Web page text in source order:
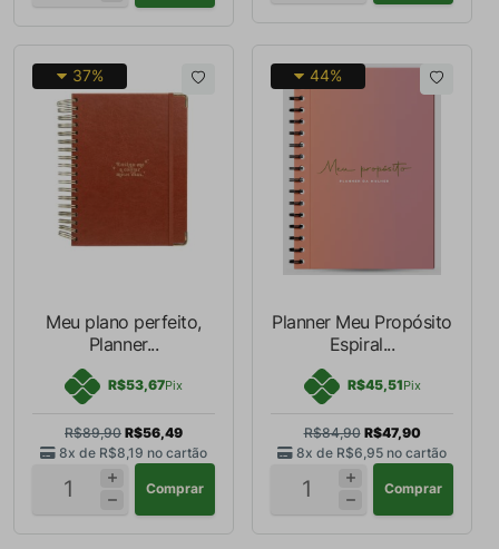
37%
Meu plano perfeito,
Planner...
R$53,67Pix
R$89,90 R$56,49
8x de R$8,19 no cartão
Comprar
44%
Planner Meu Propósito
Espiral...
R$45,51Pix
R$84,90 R$47,90
8x de R$6,95 no cartão
Comprar